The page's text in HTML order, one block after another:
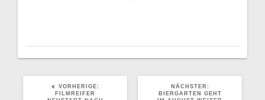
VORHERIGE:
FILMREIFER
NÄCHSTER:
BEITRAG:
BIERGARTEN GEHT